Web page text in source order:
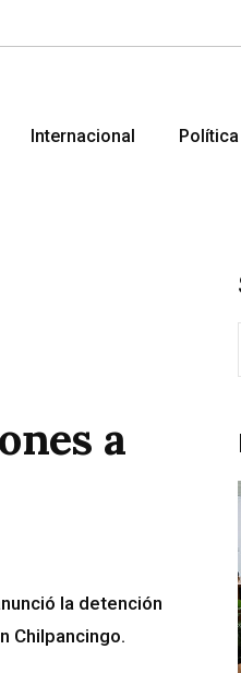
Internacional Política
a
la detención
Chilpancingo.